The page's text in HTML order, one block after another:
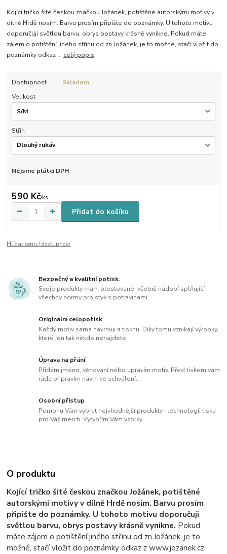
Kojící tričko šité českou značkou Jožánek, potištěné autorskými motivy v
dílně Hrdě nosím. Barvu prosím připište do poznámky. U tohoto motivu
doporučuji světlou barvu, obrys postavy krásně vynikne. Pokud máte
zájem o potištění jiného střihu od zn.Jožánek, je to možné, stačí vložit do
poznámky odkaz ... celý popis
Dostupnost
Skladem
Velikost
Střih
Nejsme plátci DPH
590 Kč/ks
Přidat do košíku
Hlídat cenu / dostupnost
Bezpečný a kvalitní potisk.
Svoje produkty mám otestované, včetně nádobí splňující
všechny normy pro styk s potravinami
Originální celopotisk
Každý motiv sama navrhuji a tisknu. Díky tomu vznikají výrobky,
které jen tak někde nenajdete.
Úprava na přání
Přidám jméno, věnování nebo upravím motiv. Před tiskem vám
ráda připravím návrh ke schválení.
Osobní přístup
Pomohu Vám vybrat nejvhodnější produkty i technologii tisku
pro Váš merch. Vytvořím Vám vzorky.
O produktu
Kojící tričko šité českou značkou Jožánek, potištěné
autorskými motivy v dílně Hrdě nosím. Barvu prosím
připište do poznámky. U tohoto motivu doporučuji
světlou barvu, obrys postavy krásně vynikne. Pokud
máte zájem o potištění jiného střihu od zn.Jožánek, je to
možné, stačí vložit do poznámky odkaz z www.jozanek.cz